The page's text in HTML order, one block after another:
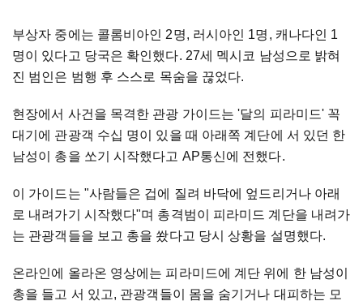
부상자 중에는 콜롬비아인 2명, 러시아인 1명, 캐나다인 1
명이 있다고 당국은 확인했다. 27세 멕시코 남성으로 밝혀
진 범인은 범행 후 스스로 목숨을 끊었다.
현장에서 사건을 목격한 관광 가이드는 '달의 피라미드' 꼭
대기에 관광객 수십 명이 있을 때 아래쪽 계단에 서 있던 한
남성이 총을 쏘기 시작했다고 AP통신에 전했다.
이 가이드는 "사람들은 겁에 질려 바닥에 엎드리거나 아래
로 내려가기 시작했다"며 총격범이 피라미드 계단을 내려가
는 관광객들을 보고 총을 쐈다고 당시 상황을 설명했다.
온라인에 올라온 영상에는 피라미드에 계단 위에 한 남성이
총을 들고 서 있고, 관광객들이 몸을 숨기거나 대피하는 모